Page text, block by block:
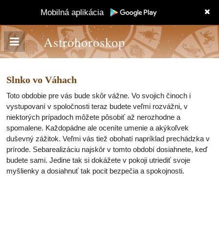
Mobilná aplikácia
Astrohoroskop
Slnko vo Váhach
Toto obdobie pre vás bude skôr vážne. Vo svojich činoch i
vystupovaní v spoločnosti teraz budete veľmi rozvážni, v
niektorých prípadoch môžete pôsobiť až nerozhodne a
spomalene. Každopádne ale oceníte umenie a akýkoľvek
duševný zážitok. Veľmi vás tiež obohatí napríklad prechádzka v
prírode. Sebarealizáciu najskôr v tomto období dosiahnete, keď
budete sami. Jedine tak si dokážete v pokoji utriediť svoje
myšlienky a dosiahnuť tak pocit bezpečia a spokojnosti.